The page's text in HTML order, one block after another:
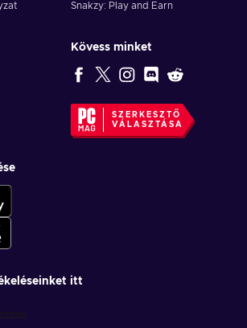
Snakzy: Play and Earn
Kövess minket
SZERKESZTŐ
VÁLASZTÁSA
itt